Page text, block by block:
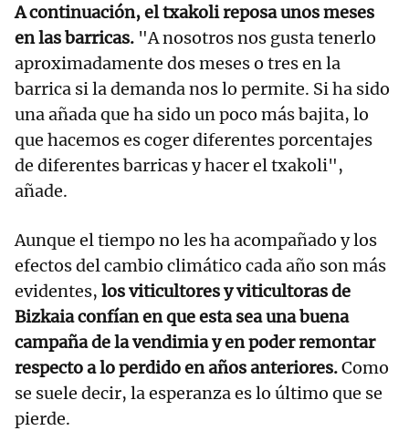
A continuación, el txakoli reposa unos meses
en las barricas. "A nosotros nos gusta tenerlo
aproximadamente dos meses o tres en la
barrica si la demanda nos lo permite. Si ha sido
una añada que ha sido un poco más bajita, lo
que hacemos es coger diferentes porcentajes
de diferentes barricas y hacer el txakoli",
añade.
Aunque el tiempo no les ha acompañado y los
efectos del cambio climático cada año son más
evidentes, los viticultores y viticultoras de
Bizkaia confían en que esta sea una buena
campaña de la vendimia y en poder remontar
respecto a lo perdido en años anteriores.Como
se suele decir, la esperanza es lo último que se
pierde.